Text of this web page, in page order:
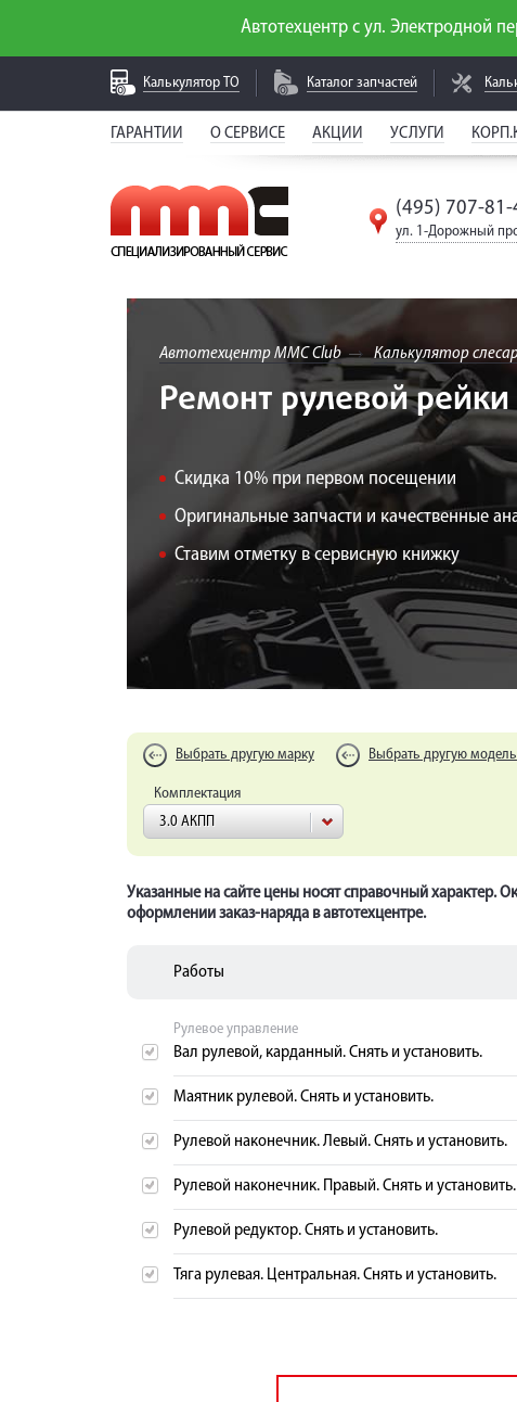
Автотехцентр с ул. Электродной
Калькулятор ТО Каталог запчастей
ГАРАНТИИ О СЕРВИСЕ АКЦИИ УСЛУГИ
(495) 707-81-
ул. 1-Дорожный
Автотехцентр MMC Club Калькулятор
Ремонт рулевой
Скидка 10% при первом посещении
Оригинальные запчасти и качественные
Ставим отметку в сервисную книжку
Выбрать другую марку Выбрать другую модель
Комплектация
3.0 АКПП
Указанные на сайте цены носят справочный характер.
оформлении заказ-наряда в автотехцентре.
Работы
Рулевое управление
Вал рулевой, карданный. Снять и установить.
Маятник рулевой. Снять и установить.
Рулевой наконечник. Левый. Снять и установить.
Рулевой наконечник. Правый. Снять и установить.
Рулевой редуктор. Снять и установить.
Тяга рулевая. Центральная. Снять и установить.